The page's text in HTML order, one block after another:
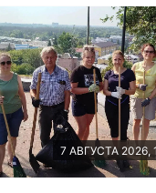
7 АВГУСТА 2026,